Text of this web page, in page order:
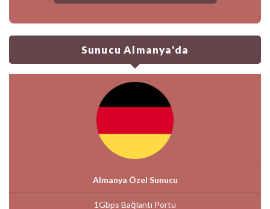
Sunucu Almanya'da
Almanya Özel Sunucu
1Gbps Bağlantı Portu